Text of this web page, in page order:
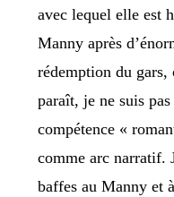
avec lequel elle est
Manny après
rédemption du gars,
paraît, je ne suis
compétence «
comme arc narratif.
baffes au Manny et